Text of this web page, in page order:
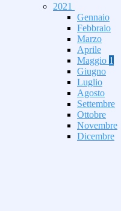
2021
Gennaio
Febbraio
Marzo
Aprile
Maggio 1
Giugno
Luglio
Agosto
Settembre
Ottobre
Novembre
Dicembre